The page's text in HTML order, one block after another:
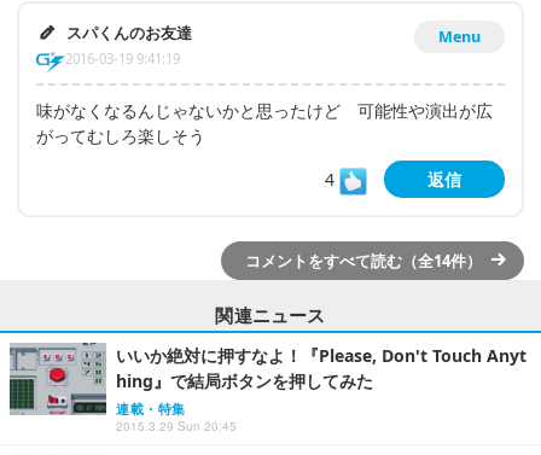
Menu
スパくんのお友達
2016-03-19 9:41:19
味がなくなるんじゃないかと思ったけど 可能性や演出が広
がってむしろ楽しそう
4
返信
コメントをすべて読む（全14件）
関連ニュース
いいか絶対に押すなよ！『Please, Don't Touch Anyt
hing』で結局ボタンを押してみた
連載・特集
2015.3.29 Sun 20:45